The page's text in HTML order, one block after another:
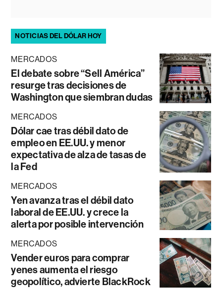
NOTICIAS DEL DÓLAR HOY
MERCADOS
El debate sobre “Sell América”
resurge tras decisiones de
Washington que siembran dudas
MERCADOS
Dólar cae tras débil dato de
empleo en EE.UU. y menor
expectativa de alza de tasas de
la Fed
MERCADOS
Yen avanza tras el débil dato
laboral de EE.UU. y crece la
alerta por posible intervención
MERCADOS
Vender euros para comprar
yenes aumenta el riesgo
geopolítico, advierte BlackRock